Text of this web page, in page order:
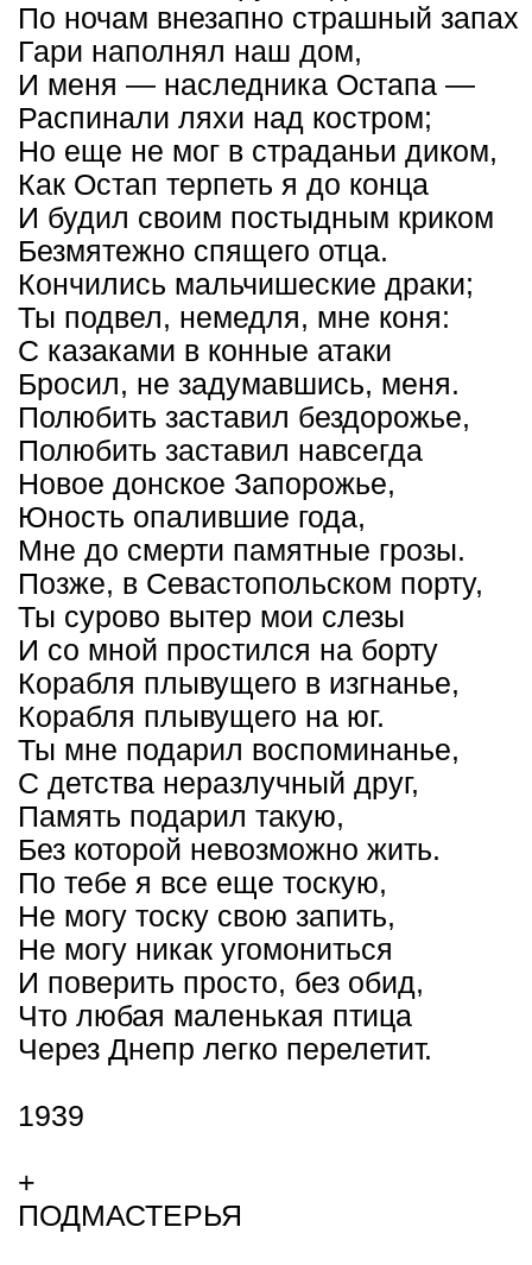
По ночам внезапно страшный запах
Гари наполнял наш дом,
И меня — наследника Остапа —
Распинали ляхи над костром;
Но еще не мог в страданьи диком,
Как Остап терпеть я до конца
И будил своим постыдным криком
Безмятежно спящего отца.
Кончились мальчишеские драки;
Ты подвел, немедля, мне коня:
С казаками в конные атаки
Бросил, не задумавшись, меня.
Полюбить заставил бездорожье,
Полюбить заставил навсегда
Новое донское Запорожье,
Юность опалившие года,
Мне до смерти памятные грозы.
Позже, в Севастопольском порту,
Ты сурово вытер мои слезы
И со мной простился на борту
Корабля плывущего в изгнанье,
Корабля плывущего на юг.
Ты мне подарил воспоминанье,
С детства неразлучный друг,
Память подарил такую,
Без которой невозможно жить.
По тебе я все еще тоскую,
Не могу тоску свою запить,
Не могу никак угомониться
И поверить просто, без обид,
Что любая маленькая птица
Через Днепр легко перелетит.
1939
+
ПОДМАСТЕРЬЯ